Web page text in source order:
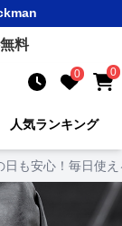
料
0 0
人気ランキング
日も安心！毎日使